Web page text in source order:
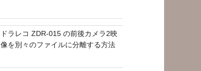
ドラレコ ZDR-015 の前後カメラ2映
像を別々のファイルに分離する方法